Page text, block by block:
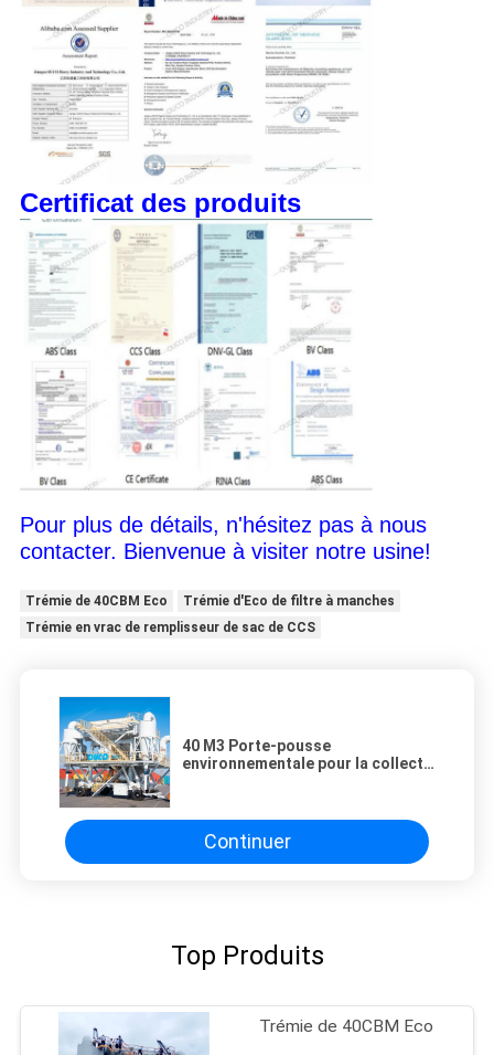
Certificat des produits
Pour plus de détails, n'hésitez pas à nous
contacter. Bienvenue à visiter notre usine!
Trémie de 40CBM Eco
Trémie d'Eco de filtre à manches
Trémie en vrac de remplisseur de sac de CCS
40 M3 Porte-pousse
environnementale pour la collecte
Continuer
Top Produits
Trémie de 40CBM Eco